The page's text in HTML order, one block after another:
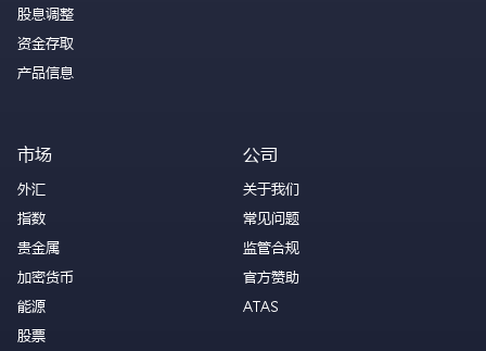
股息调整
资金存取
产品信息
市场
外汇
指数
贵金属
加密货币
能源
股票
公司
关于我们
常见问题
监管合规
官方赞助
ATAS